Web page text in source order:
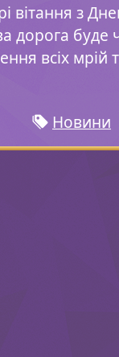
вітання з
буде
всіх мрій
Новини